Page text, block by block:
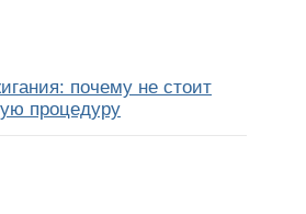
почему не стоит
процедуру